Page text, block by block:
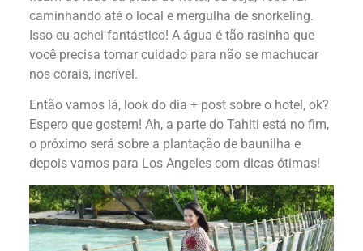
caminhando até o local e mergulha de snorkeling.
Isso eu achei fantástico! A água é tão rasinha que
você precisa tomar cuidado para não se machucar
nos corais, incrível.
Então vamos lá, look do dia + post sobre o hotel, ok?
Espero que gostem! Ah, a parte do Tahiti está no fim,
o próximo será sobre a plantação de baunilha e
depois vamos para Los Angeles com dicas ótimas!